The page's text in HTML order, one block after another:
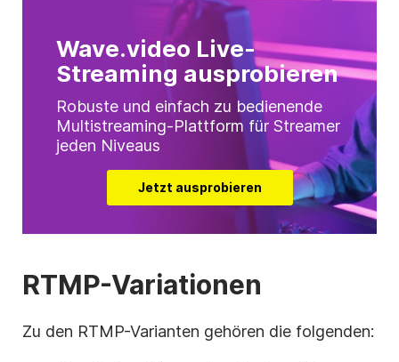
Wave.video Live-
Streaming ausprobieren
Robuste und einfach zu bedienende
Multistreaming-Plattform für Streamer
jeden Niveaus
Jetzt ausprobieren
RTMP-Variationen
Zu den RTMP-Varianten gehören die folgenden: